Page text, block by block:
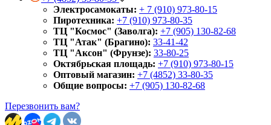
Электросамокаты: + 7 (910) 973-80-15
Пиротехника: +7 (910) 973-80-35
ТЦ "Космос" (Заволга): +7 (905) 130-82-68
ТЦ "Атак" (Брагино): 33-41-42
ТЦ "Аксон" (Фрунзе): 33-80-25
Октябрьская площадь: +7 (910) 973-80-15
Оптовый магазин: +7 (4852) 33-80-35
Общие вопросы: +7 (905) 130-82-68
Перезвонить вам?